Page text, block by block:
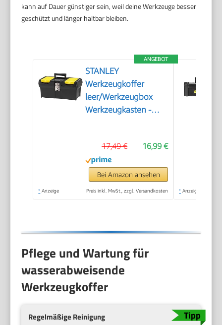
kann auf Dauer günstiger sein, weil deine Werkzeuge besser
geschützt und länger haltbar bleiben.
ANGEBOT
STANLEY
Werkzeugkoffer
leer/Werkzeugbox
Werkzeugkasten -
herausnehmbarer
Ablage, zwei
Organizern,
Metallschließen,
16,99 €
17,49 €
Bei Amazon ansehen
* Anzeige Preis inkl. MwSt., zzgl. Versandkosten * Anzeige
Pflege und Wartung für
wasserabweisende
Werkzeugkoffer
Regelmäßige Reinigung